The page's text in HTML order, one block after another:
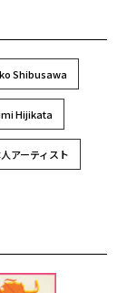
Shibusawa
Hijikata
アーティスト